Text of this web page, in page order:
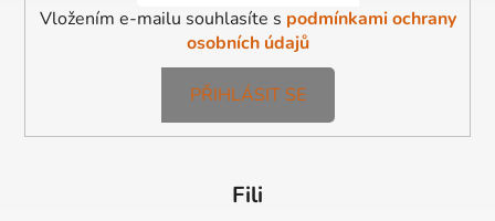
Vložením e-mailu souhlasíte s podmínkami ochrany
osobních údajů
PŘIHLÁSIT SE
Fili